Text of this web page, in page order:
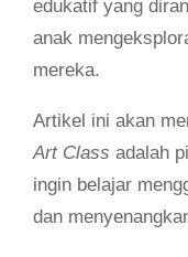
edukatif yang
anak
mereka.
Artikel ini akan
Art Class adalah
ingin belajar
dan